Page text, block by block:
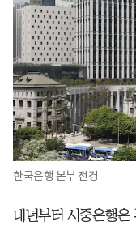
한국은행 본부 전경
내년부터 시중은행은